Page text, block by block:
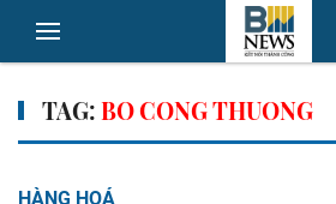
TAG:BO CONG THUONG
HÀNG HOÁ